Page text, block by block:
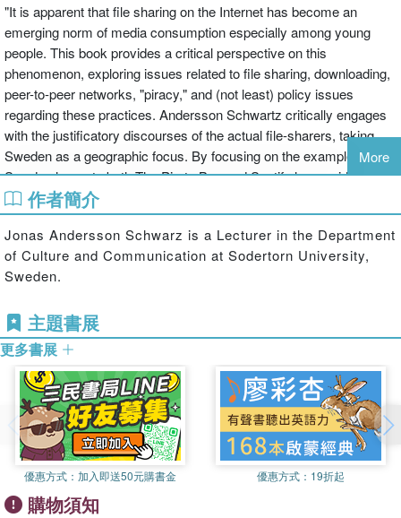
"It is apparent that file sharing on the Internet has become an
emerging norm of media consumption especially among young
people. This book provides a critical perspective on this
phenomenon, exploring issues related to file sharing, downloading,
peer-to-peer networks, "piracy," and (not least) policy issues
regarding these practices. Andersson Schwartz critically engages
with the justificatory discourses of the actual file-sharers, taking
Sweden as a geographic focus. By focusing on the example of
Sweden home to both The Pirate Bay and Spotify he provides a
unique insight into a mentality that drives both innovation and
deviance and accommodates sharing in both its unadulterated and
its compliant, business-friendly forms"--
More
作者簡介
Jonas Andersson Schwarz is a Lecturer in the Department
of Culture and Communication at Sodertorn University,
Sweden.
主題書展
更多書展
優惠方式： 加入即送50元購書金 優惠方式： 19折起
購物須知